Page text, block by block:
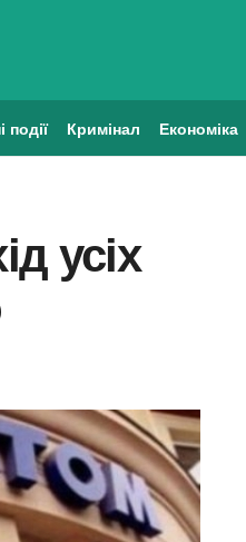
події Кримінал Економіка
усіх